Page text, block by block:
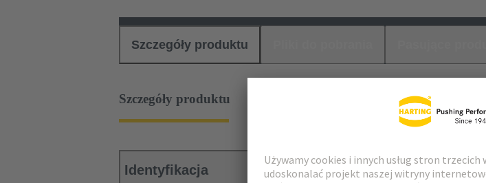
Szczegóły produktu
Szczegóły produktu
Identyfikacja